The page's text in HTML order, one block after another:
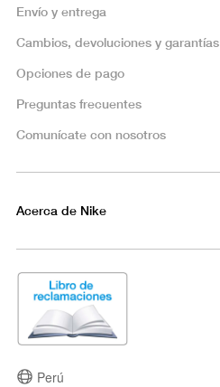
Envío y entrega
Cambios, devoluciones y garantías
Opciones de pago
Preguntas frecuentes
Comunícate con nosotros
Acerca de Nike
Perú